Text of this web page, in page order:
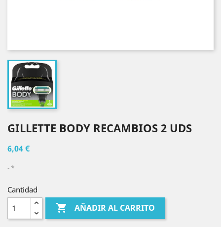
GILLETTE BODY RECAMBIOS 2 UDS
6,04 €
*
Cantidad
 AÑADIR AL CARRITO